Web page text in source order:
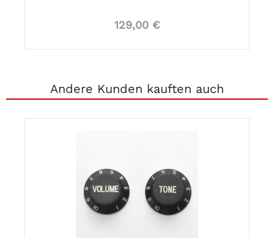
129,00 €
Andere Kunden kauften auch